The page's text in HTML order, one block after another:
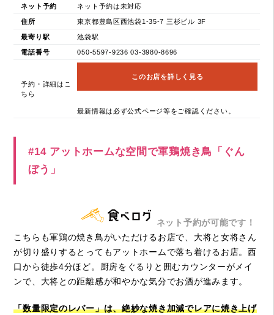
ネット予約 ネット予約は未対応
住所 東京都豊島区西池袋1-35-7 三杉ビル 3F
最寄り駅 池袋駅
電話番号 050-5597-9236 03-3980-8696
予約・詳細はこ
ちら
このお店を詳しく見る
最新情報は必ず公式ページ等をご確認ください。
#14 アットホームな空間で軍鶏焼き鳥「ぐん
ぼう」
ネット予約が可能です！
こちらも軍鶏の焼き鳥がいただけるお店で、大将と女将さん
が切り盛りするとってもアットホームで落ち着けるお店。西
口から徒歩4分ほど。厨房をぐるりと囲むカウンターがメイ
ンで、大将との距離感が和やかな気分でお酒が進みます。
「数量限定のレバー」は、絶妙な焼き加減でレアに焼き上げ